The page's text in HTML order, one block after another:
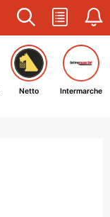
Netto Intermarche